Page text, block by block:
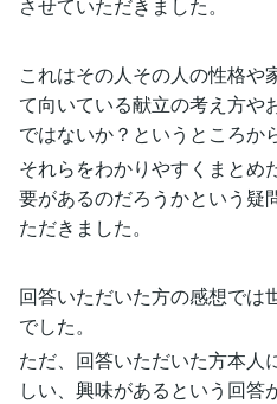
これはその人その人の性格や
て向いている献立の考え方や
ではないか？というところか
それらをわかりやすくまとめ
要があるのだろうかという疑
ただきました。
回答いただいた方の感想では
でした。
ただ、回答いただいた方本人
しい、興味があるという回答